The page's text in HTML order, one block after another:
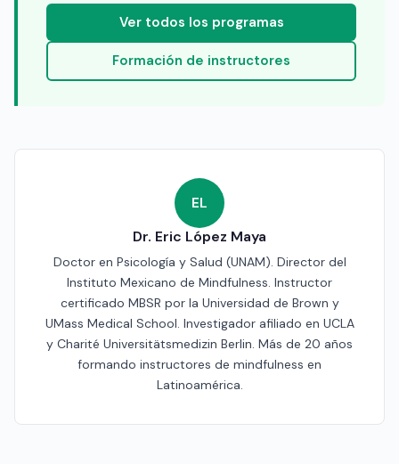
Ver todos los programas
Formación de instructores
EL
Dr. Eric López Maya
Doctor en Psicología y Salud (UNAM). Director del
Instituto Mexicano de Mindfulness. Instructor
certificado MBSR por la Universidad de Brown y
UMass Medical School. Investigador afiliado en UCLA
y Charité Universitätsmedizin Berlin. Más de 20 años
formando instructores de mindfulness en
Latinoamérica.